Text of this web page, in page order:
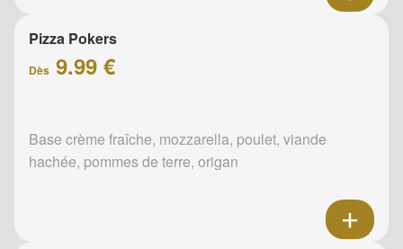
Pizza Pokers
Dès 9.99 €
Base crème fraîche, mozzarella, poulet, viande
hachée, pommes de terre, origan